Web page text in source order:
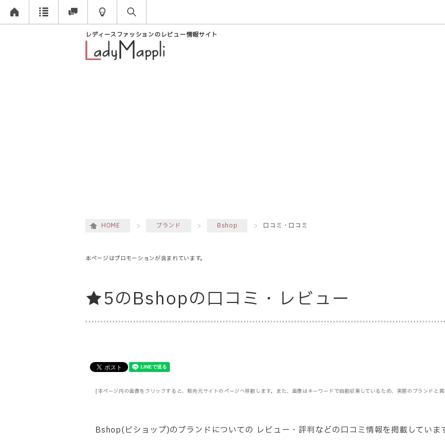
レディースファッションのレビュー情報サイト
HOME ブランド Bshop 口コミ・口コミ
本ページはプロモーションが含まれています。
★5のBshopの口コミ・レビュー
[本ページ内の画像をクリックすると、販売元サイトのページへ移動します。また、画像はキーワードで自動収集しているため、実際のブランドと
Bshop(ビショップ)のブランドについての レビュー・評判などの口コミ情報を掲載していま